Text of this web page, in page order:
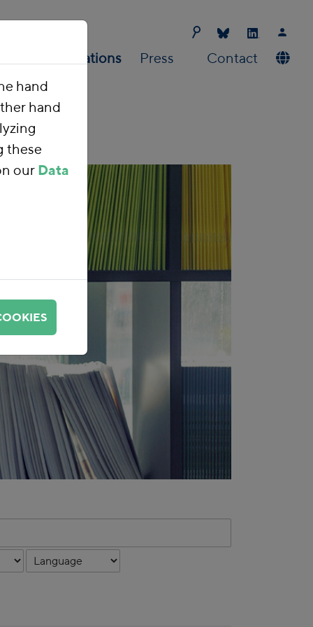
Publications Press Contact
hand
hand
these
our Data